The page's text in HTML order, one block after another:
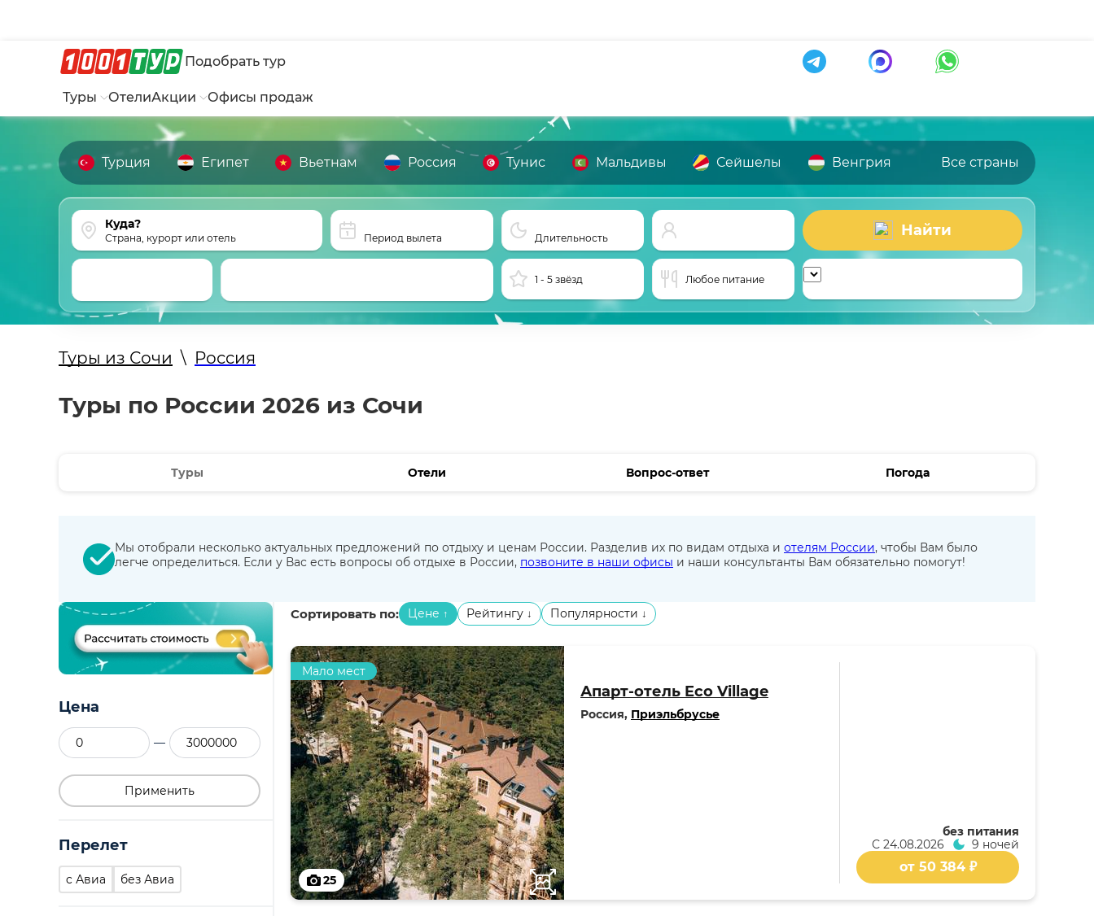
Подобрать тур
Туры ОтелиАкции Офисы продаж
Турция Египет Вьетнам Россия Тунис Мальдивы Сейшелы Венгрия Все страны
Страна, курорт или отель Период вылета Длительность Найти
1 - 5 звёзд Любое питание
Туры из Сочи \ Россия
Туры по России 2026 из Сочи
Туры Отели Вопрос-ответ Погода
Мы отобрали несколько актуальных предложений по отдыху и ценам России. Разделив их по видам отдыха и отелям России, чтобы Вам было
легче определиться. Если у Вас есть вопросы об отдыхе в России, позвоните в наши офисы и наши консультанты Вам обязательно помогут!
Цена
—
Применить
Перелет
c Авиа без Авиа
Сортировать по: Цене ↑ Рейтингу ↓ Популярности ↓
25
Мало мест
Апарт-отель Eco Village
Россия, Приэльбрусье
без питания
С 24.08.2026 9 ночей
от 50 384 ₽